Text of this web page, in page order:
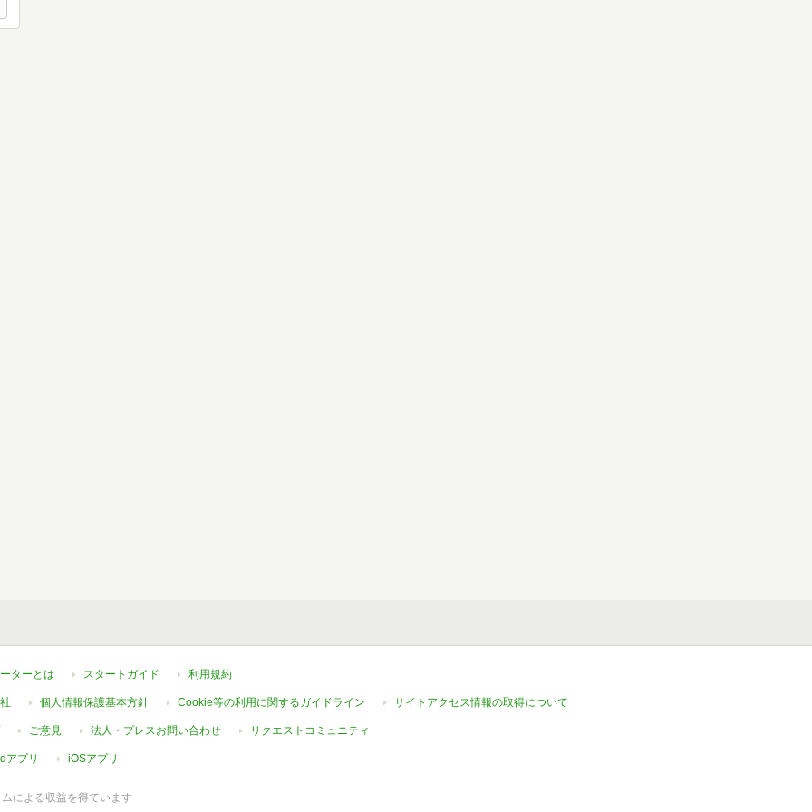
ターとは スタートガイド 利用規約
個人情報保護基本方針 Cookie等の利用に関するガイドライン サイトアクセス情報の取得について
ご意見 法人・プレスお問い合わせ リクエストコミュニティ
アプリ iOSアプリ
による収益を得ています